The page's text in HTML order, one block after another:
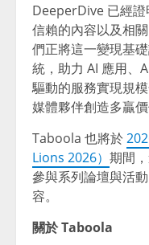
DeeperDive 已經
信賴的內容以及相
們正將這一變現基
統，助力 AI 應用、
驅動的服務實現規
媒體夥伴創造多贏價
Taboola 也將於
Lions 2026） 期間
參與系列論壇與活
容。
關於 Taboola